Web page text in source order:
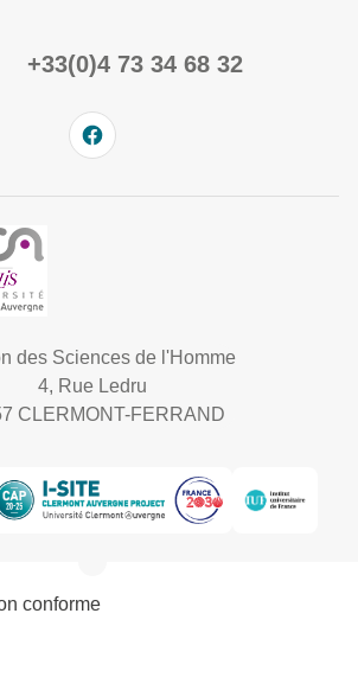
+33(0)4 73 34 68 32
des Sciences de l'Homme
4, Rue Ledru
CLERMONT-FERRAND
conforme